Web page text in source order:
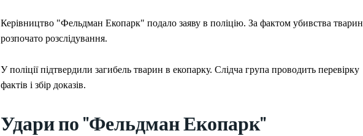
Керівництво "Фельдман Екопарк" подало заяву в поліцію. За фактом убивства тварин
розпочато розслідування.
У поліції підтвердили загибель тварин в екопарку. Слідча група проводить перевірку
фактів і збір доказів.
Удари по "Фельдман Екопарк"